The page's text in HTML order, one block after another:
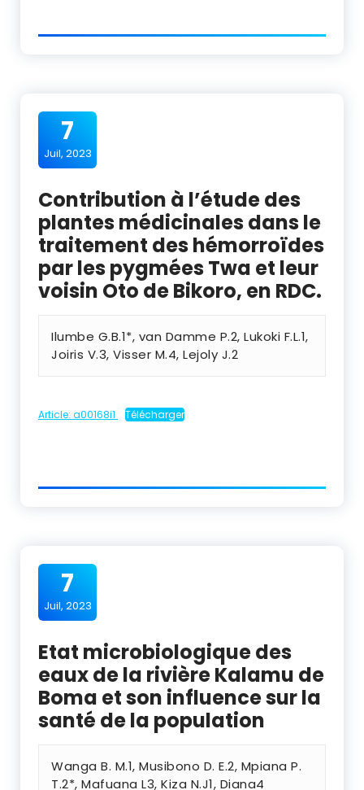
7
Juil, 2023
Contribution à l’étude des
plantes médicinales dans le
traitement des hémorroïdes
par les pygmées Twa et leur
voisin Oto de Bikoro, en RDC.
Ilumbe G.B.1*, van Damme P.2, Lukoki F.L.1,
Joiris V.3, Visser M.4, Lejoly J.2
Article: a00168i1 Télécharger
7
Juil, 2023
Etat microbiologique des
eaux de la rivière Kalamu de
Boma et son influence sur la
santé de la population
Wanga B. M.1, Musibono D. E.2, Mpiana P.
T.2*, Mafuana L3, Kiza N.J1, Diana4